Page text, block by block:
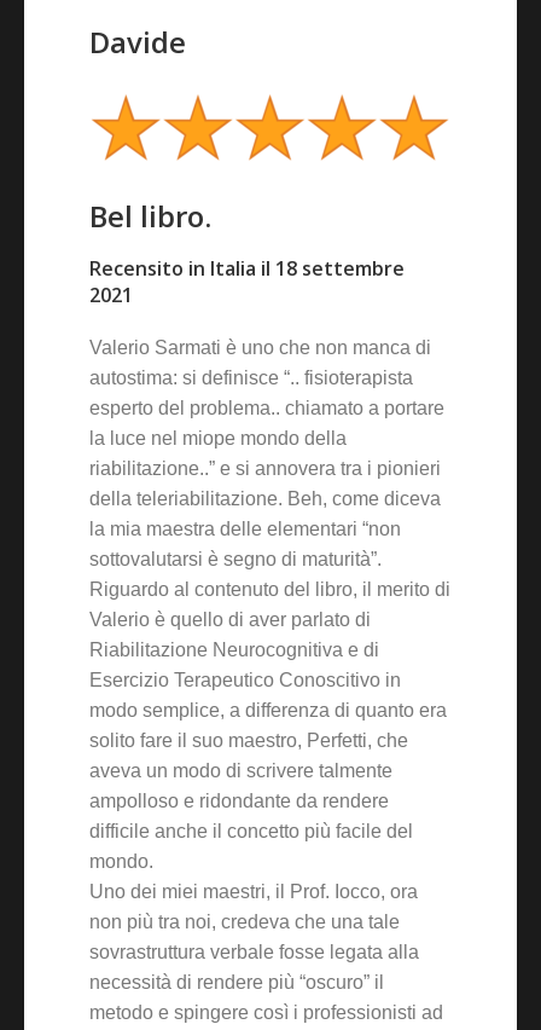
Davide
Bel libro.
Recensito in Italia il 18 settembre
2021
Valerio Sarmati è uno che non manca di
autostima: si definisce “.. fisioterapista
esperto del problema.. chiamato a portare
la luce nel miope mondo della
riabilitazione..” e si annovera tra i pionieri
della teleriabilitazione. Beh, come diceva
la mia maestra delle elementari “non
sottovalutarsi è segno di maturità”.
Riguardo al contenuto del libro, il merito di
Valerio è quello di aver parlato di
Riabilitazione Neurocognitiva e di
Esercizio Terapeutico Conoscitivo in
modo semplice, a differenza di quanto era
solito fare il suo maestro, Perfetti, che
aveva un modo di scrivere talmente
ampolloso e ridondante da rendere
difficile anche il concetto più facile del
mondo.
Uno dei miei maestri, il Prof. Iocco, ora
non più tra noi, credeva che una tale
sovrastruttura verbale fosse legata alla
necessità di rendere più “oscuro” il
metodo e spingere così i professionisti ad